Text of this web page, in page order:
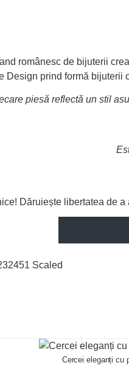
românesc de bijuterii
prind formă
piesă reflectă un stil
Dăruiește libertatea de
Cercei eleganți cu